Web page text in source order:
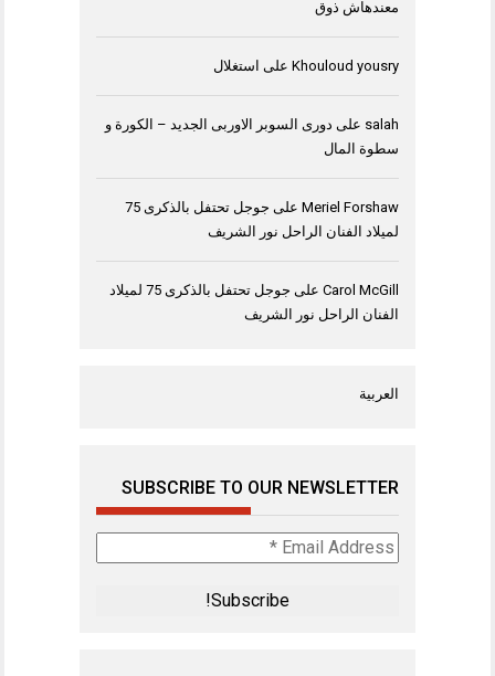
معندهاش ذوق
Khouloud yousry على استغلال
salah على دورى السوبر الاوربى الجديد – الكورة و
سطوة المال
Meriel Forshaw على
جوجل تحتفل بالذكرى 75
لميلاد الفنان الراحل نور الشريف
Carol McGill على
جوجل تحتفل بالذكرى 75 لميلاد
الفنان الراحل نور الشريف
العربية
SUBSCRIBE TO OUR NEWSLETTER
Email
Address